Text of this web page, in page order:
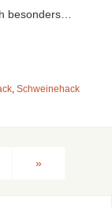
besonders…
, Schweinehack
»